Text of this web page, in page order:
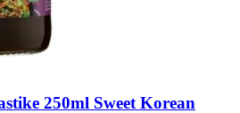
250ml Sweet Korean